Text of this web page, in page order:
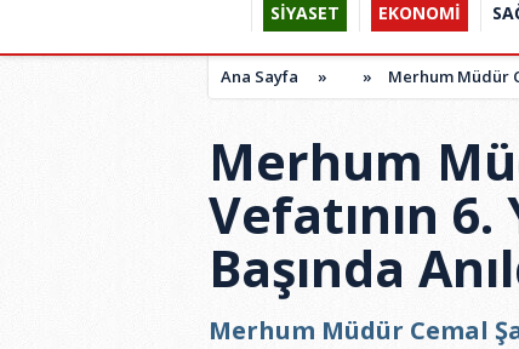
SİYASET EKONOMİ
Ana Sayfa » » Merhum Müdür
Merhum
Vefatının 6.
Başında
Merhum Müdür Cemal